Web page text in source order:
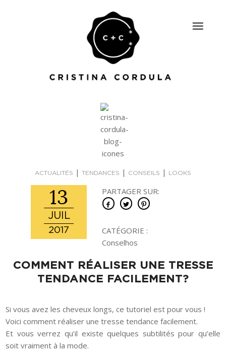
ACTUALITÉS | TENDANCES | CONSEILS | LOOKS
13
JUIL
2017
PARTAGER SUR:
CATÉGORIE :
Conselhos
COMMENT RÉALISER UNE TRESSE
TENDANCE FACILEMENT?
Si vous avez les cheveux longs, ce tutoriel est pour vous !
Voici comment réaliser une tresse tendance facilement.
Et vous verrez qu’il existe quelques subtilités pour qu’elle
soit vraiment à la mode.